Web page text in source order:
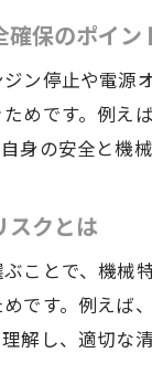
保のポイン
ン停止や電源
めです。例え
身の安全と機
スクとは
ことで、機械
です。例えば
解し、適切な